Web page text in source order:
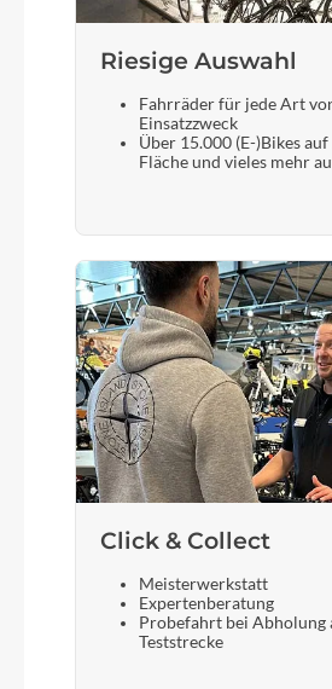
Gewicht
30 kg
Scheinwerfer
Akku
Flyer FIB-750
Laufradgröße
29 Zoll
Flyer Racktime, integrated
Schalthebel
Shimano Deore SL-M4100-
Riesige Auswahl
Fahrräder für jede Art
Einsatzzweck
Über 15.000 (E-)Bikes
Fläche und vieles mehr
Click & Collect
Meisterwerkstatt
Expertenberatung
Probefahrt bei Abholung
Teststrecke